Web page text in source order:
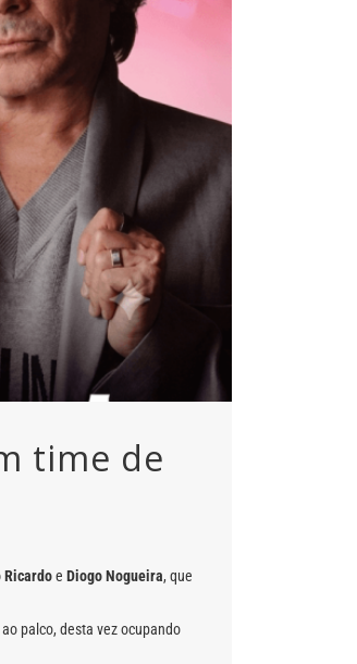
time de
Ricardoe Diogo Nogueira, que
palco, desta vez ocupando